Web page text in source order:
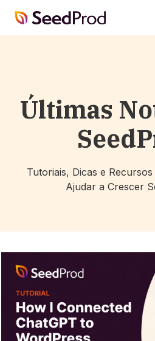
SeedProd
Últimas
Tutoriais, Dicas e
Ajudar a Crescer